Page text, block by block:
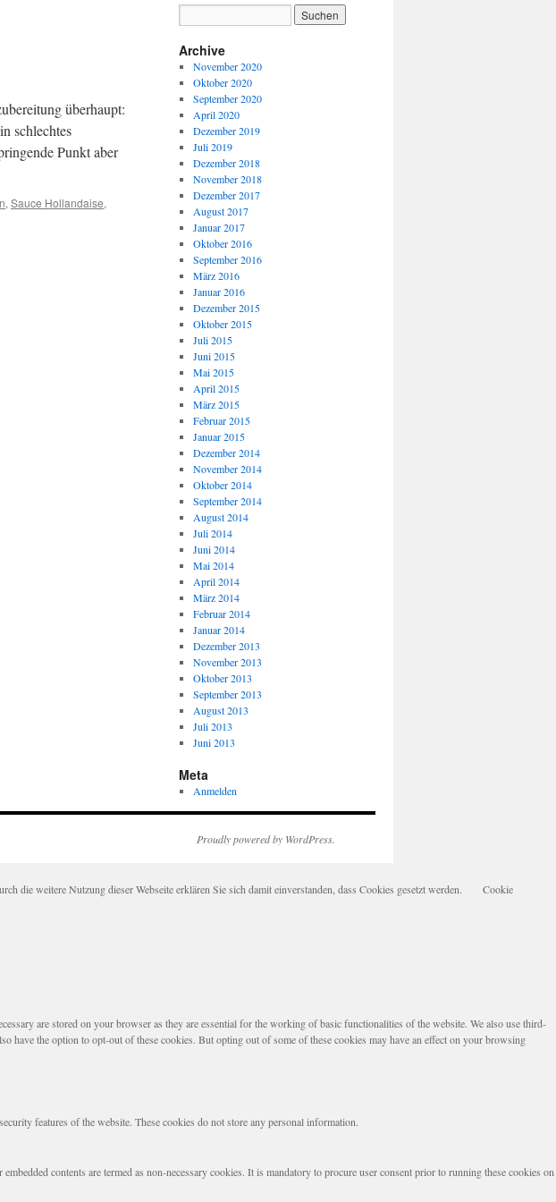
überhaupt:
schlechtes
Punkt aber
, Sauce Hollandaise,
Archive
November 2020
Oktober 2020
September 2020
April 2020
Dezember 2019
Juli 2019
Dezember 2018
November 2018
Dezember 2017
August 2017
Januar 2017
Oktober 2016
September 2016
März 2016
Januar 2016
Dezember 2015
Oktober 2015
Juli 2015
Juni 2015
Mai 2015
April 2015
März 2015
Februar 2015
Januar 2015
Dezember 2014
November 2014
Oktober 2014
September 2014
August 2014
Juli 2014
Juni 2014
Mai 2014
April 2014
März 2014
Februar 2014
Januar 2014
Dezember 2013
November 2013
Oktober 2013
September 2013
August 2013
Juli 2013
Juni 2013
Meta
Anmelden
Proudly powered by WordPress.
die weitere Nutzung dieser Webseite erklären Sie sich damit einverstanden, dass Cookies gesetzt werden.
Cookie
are stored on your browser as they are essential for the working of basic functionalities of the website. We also use third-
the option to opt-out of these cookies. But opting out of some of these cookies may have an effect on your browsing
features of the website. These cookies do not store any personal information.
contents are termed as non-necessary cookies. It is mandatory to procure user consent prior to running these cookies on